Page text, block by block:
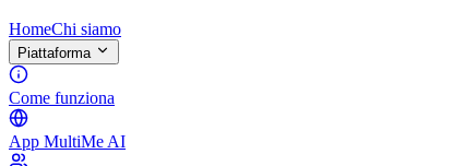
HomeChi siamo
Piattaforma
Come funziona
App MultiMe AI